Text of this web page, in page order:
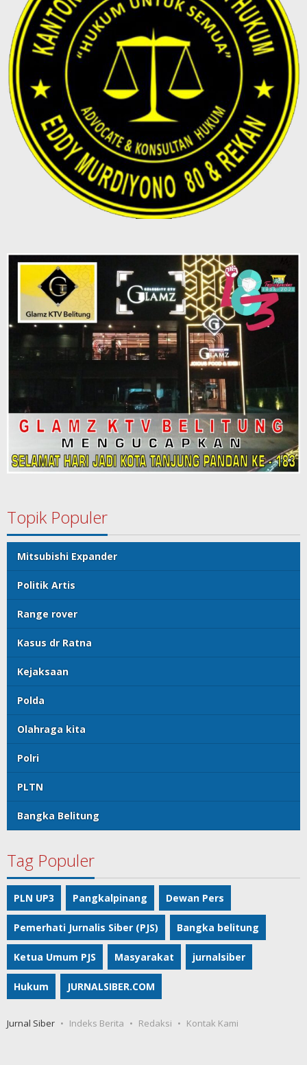
Topik Populer
Mitsubishi Expander
Politik Artis
Range rover
Kasus dr Ratna
Kejaksaan
Polda
Olahraga kita
Polri
PLTN
Bangka Belitung
Tag Populer
PLN UP3 Pangkalpinang Dewan Pers
Pemerhati Jurnalis Siber (PJS) Bangka belitung
Ketua Umum PJS Masyarakat jurnalsiber
Hukum JURNALSIBER.COM
Jurnal Siber Indeks Berita Redaksi Kontak Kami